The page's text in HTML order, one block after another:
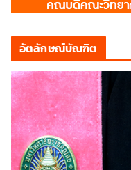
อัตลักษณ์บัณฑิต